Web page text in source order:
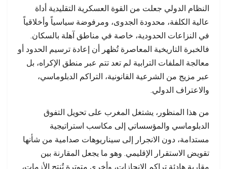
النظام الدولي جعلت من القوة العسكرية التقليدية أداة
عالية الكلفة، محدودة الجدوى، ومرفوضة سياسياً وأخلاقياً
في النزاعات الحدودية، خاصة في مناطق آهلة بالسكان.
فالخبرة التاريخية المعاصرة تُظهر أن إعادة ترسيم الحدود أو
معالجة الملفات الترابية لم تعد تتم عبر منطق الإكراه، بل
عبر مزيج من الشرعية القانونية، التراكم الدبلوماسي،
والاعتراف الدولي.
من هذا المنظور، يشتغل المغرب على تحويل التفوق
الدبلوماسي والمؤسساتي إلى مكاسب استراتيجية
مستدامة، دون الانجرار إلى سيناريوهات صدامية من شأنها
تقويض الاستقرار الإقليمي. وهو ما يجعل المقارنة بين
مقاربة هادئة تراكم الإنجازات، وأخرى متوترة تُنتج الأزمات،